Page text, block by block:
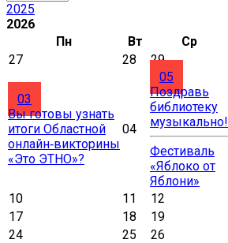
2025
2026
Пн
Вт Ср
27
28 29
03
Вы готовы узнать
итоги Областной
онлайн‑викторины
«Это ЭТНО»?
04
05
Поздравь
библиотеку
музыкально!
Фестиваль
«Яблоко от
Яблони»
10 11 12
17
18 19
24
25 26